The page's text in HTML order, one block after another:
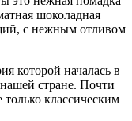
шоколадная
с нежным отливом
которой началась в
стране. Почти
только классическим